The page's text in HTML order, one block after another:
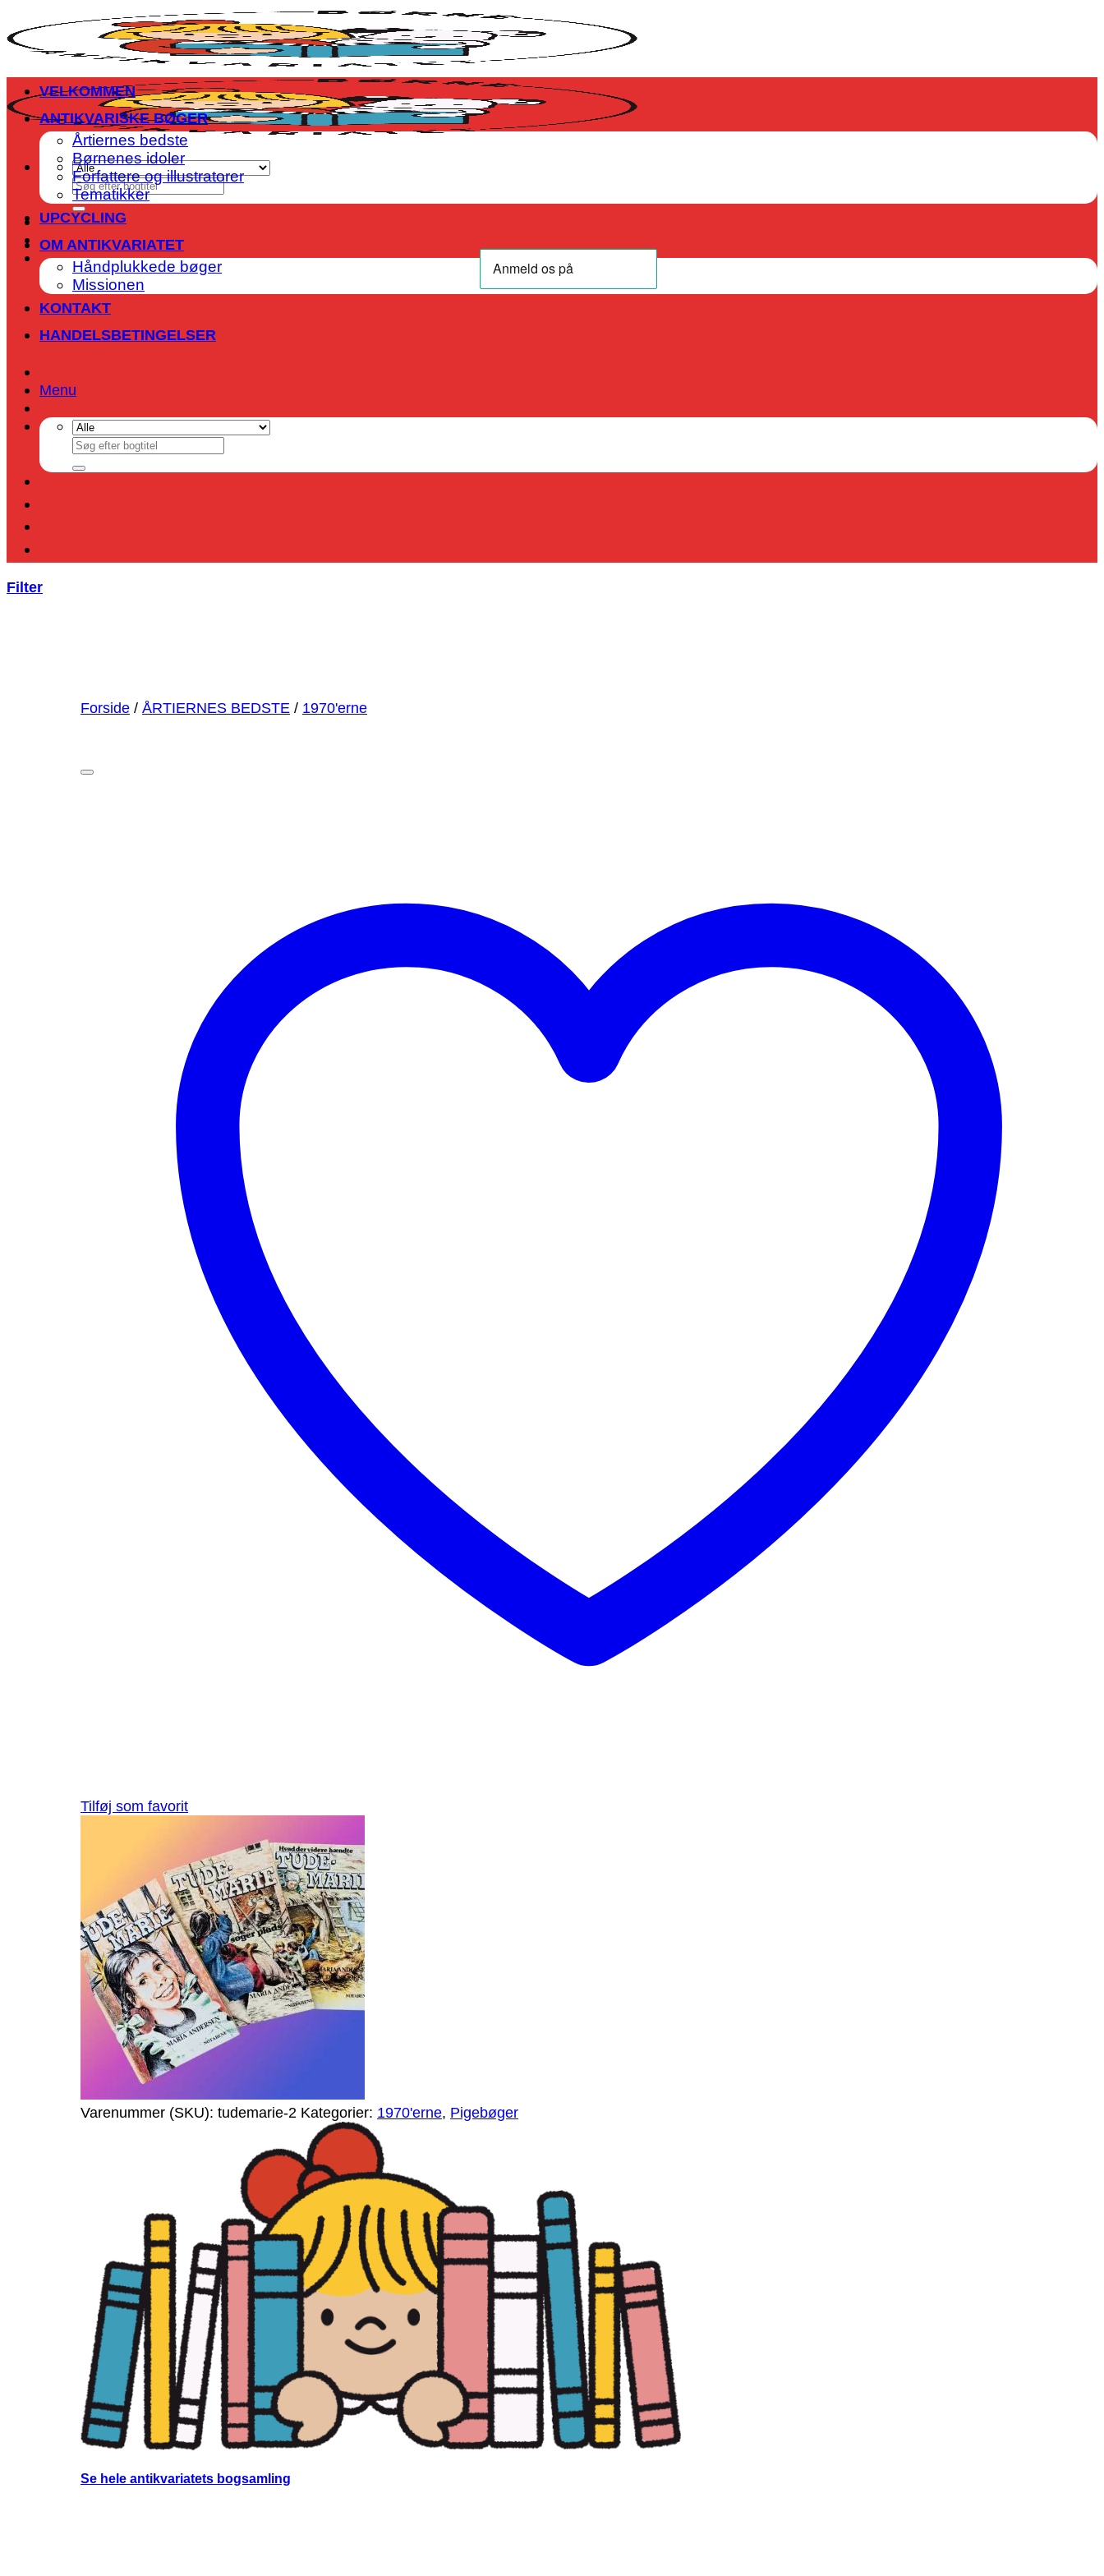
til
indhold
Søg
efter:
VELKOMMEN
ANTIKVARISKE BØGER
Årtiernes bedste
Børnenes idoler
Forfattere og illustratorer
Tematikker
UPCYCLING
OM ANTIKVARIATET
Håndplukkede bøger
Missionen
KONTAKT
HANDELSBETINGELSER
Menu
Søg
efter:
Filter
Forside / ÅRTIERNES BEDSTE / 1970'erne
Tilføj som favorit
Varenummer (SKU): tudemarie-2 Kategorier: 1970'erne, Pigebøger
Se hele antikvariatets bogsamling